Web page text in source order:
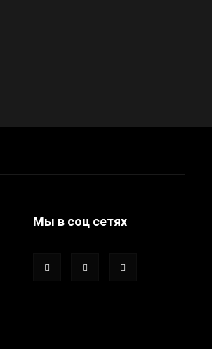
Мы в соц сетях